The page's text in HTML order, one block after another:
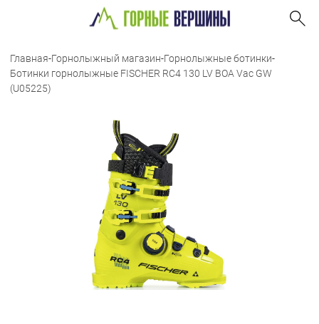
Главная-Горнолыжный магазин-Горнолыжные ботинки-
Ботинки горнолыжные FISCHER RC4 130 LV BOA Vac GW
(U05225)